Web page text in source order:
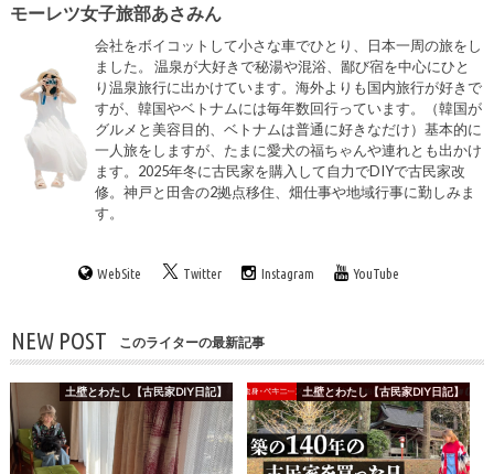
モーレツ女子旅部あさみん
会社をボイコットして小さな車でひとり、日本一周の旅をし
ました。 温泉が大好きで秘湯や混浴、鄙び宿を中心にひと
り温泉旅行に出かけています。海外よりも国内旅行が好きで
すが、韓国やベトナムには毎年数回行っています。（韓国が
グルメと美容目的、ベトナムは普通に好きなだけ）基本的に
一人旅をしますが、たまに愛犬の福ちゃんや連れとも出かけ
ます。2025年冬に古民家を購入して自力でDIYで古民家改
修。神戸と田舎の2拠点移住、畑仕事や地域行事に勤しみま
す。
WebSite Twitter Instagram YouTube
NEW POST このライターの最新記事
土壁とわたし【古民家DIY日記】 土壁とわたし【古民家DIY日記】